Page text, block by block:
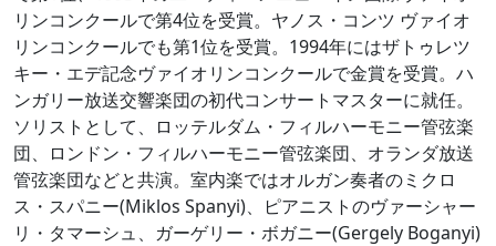
リンコンクールで第4位を受賞。ヤノス・コンツ ヴァイオ
リンコンクールでも第1位を受賞。1994年にはザトゥレツ
キー・エデ記念ヴァイオリンコンクールで金賞を受賞。ハ
ンガリー放送交響楽団の初代コンサートマスターに就任。
ソリストとして、ロッテルダム・フィルハーモニー管弦楽
団、ロンドン・フィルハーモニー管弦楽団、オランダ放送
管弦楽団などと共演。室内楽ではオルガン奏者のミクロ
ス・スパニー(Miklos Spanyi)、ピアニストのヴァーシャー
リ・タマーシュ、ガーゲリー・ボガニー(Gergely Boganyi)